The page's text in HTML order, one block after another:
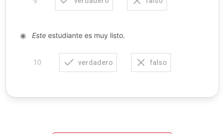
◉ Esteestudiante es muy listo.
10 verdadero falso